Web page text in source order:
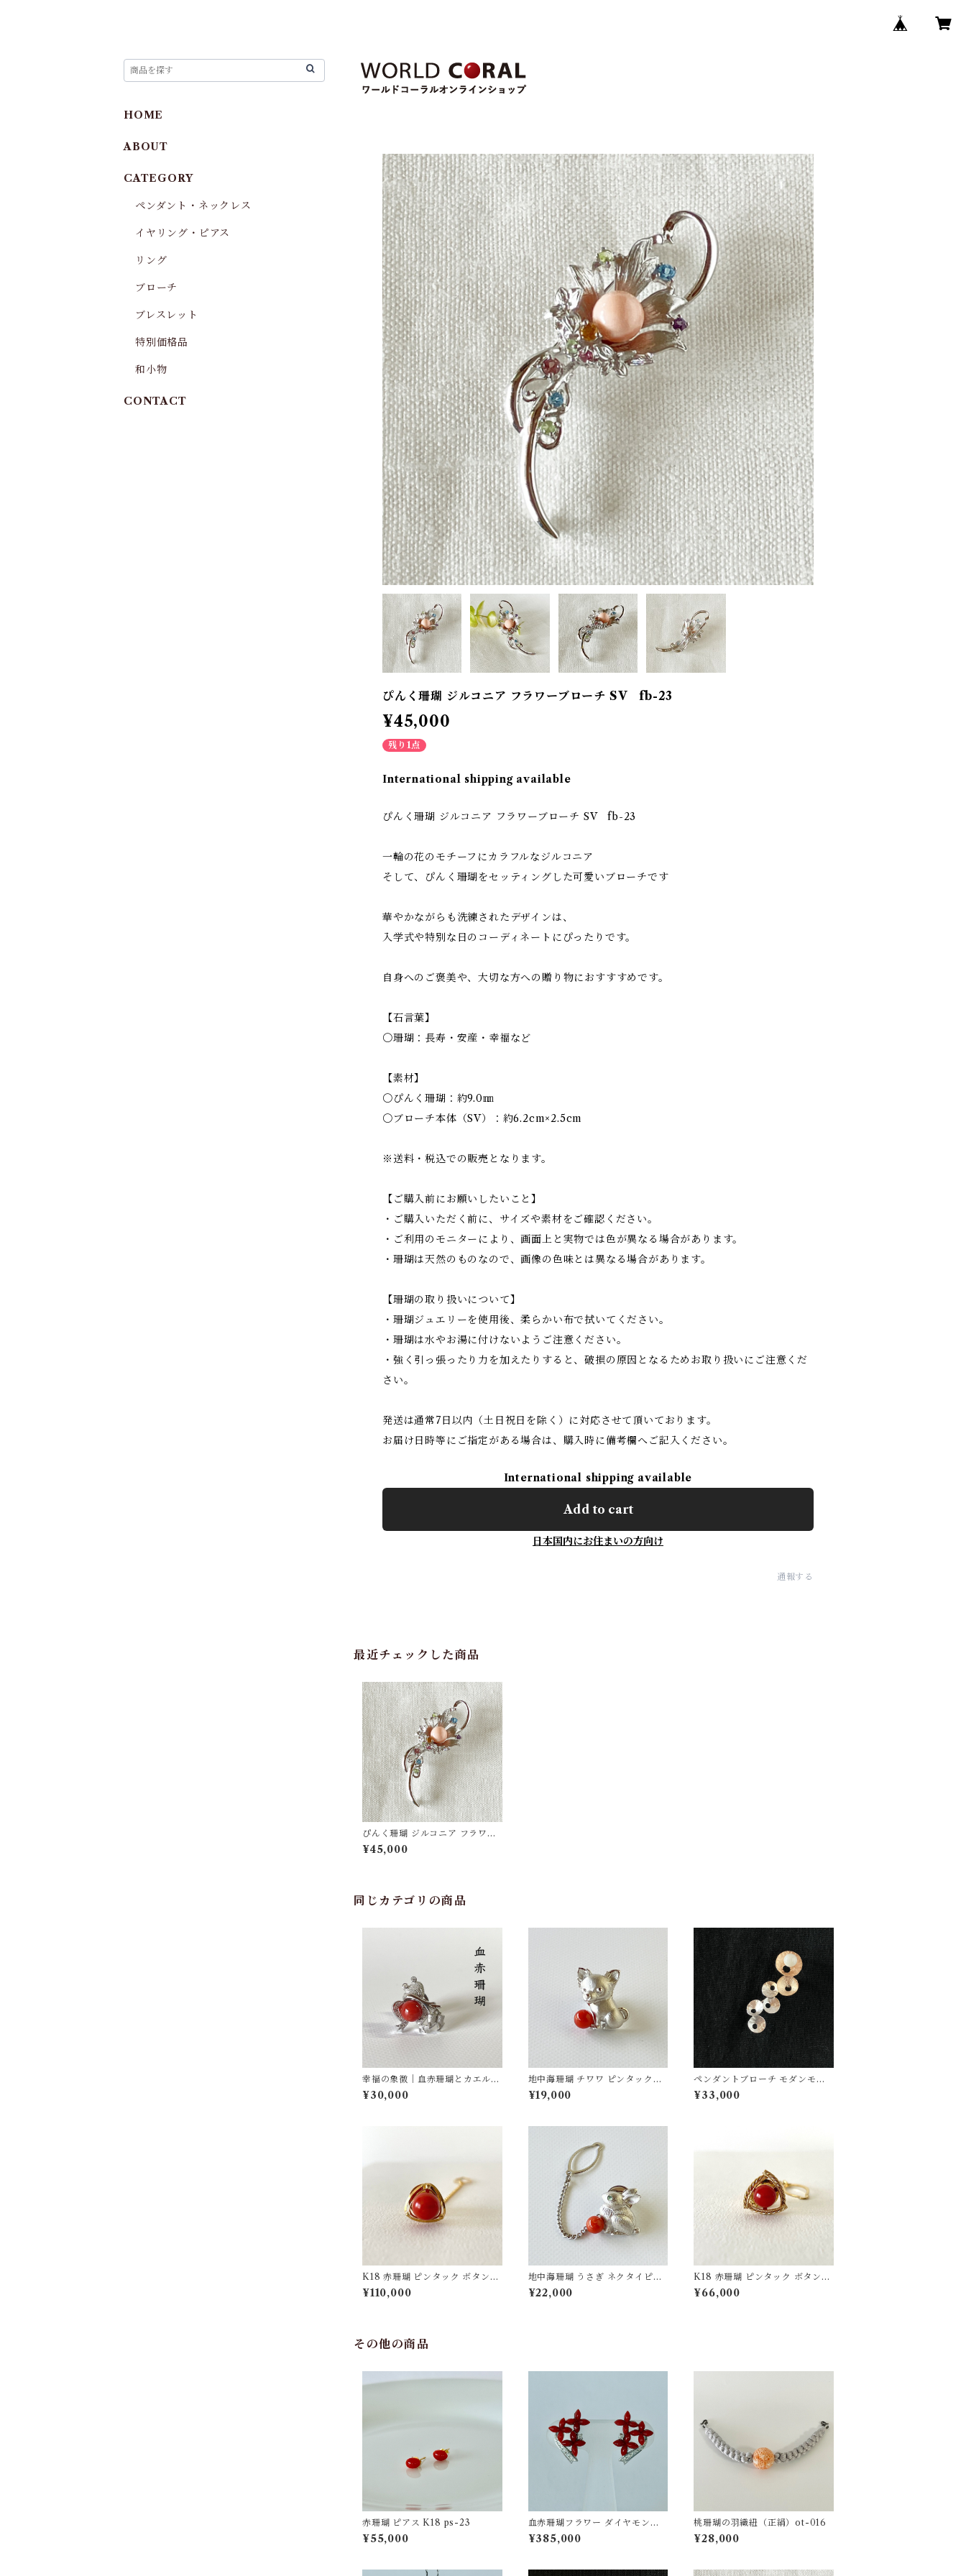
ぴんく珊瑚 ジルコニア フラワーブローチ SV fb-23
¥45,000
残り1点
International shipping available
ぴんく珊瑚 ジルコニア フラワーブローチ SV fb-23
一輪の花のモチーフにカラフルなジルコニア
そして、ぴんく珊瑚をセッティングした可愛いブローチです
華やかながらも洗練されたデザインは、
入学式や特別な日のコーディネートにぴったりです。
自身へのご褒美や、大切な方への贈り物におすすすめです。
【石言葉】
〇珊瑚：長寿・安産・幸福など
【素材】
〇ぴんく珊瑚：約9.0㎜
〇ブローチ本体（SV）：約6.2cm×2.5cm
※送料・税込での販売となります。
【ご購入前にお願いしたいこと】
・ご購入いただく前に、サイズや素材をご確認ください。
・ご利用のモニターにより、画面上と実物では色が異なる場合があります。
・珊瑚は天然のものなので、画像の色味とは異なる場合があります。
【珊瑚の取り扱いについて】
・珊瑚ジュエリーを使用後、柔らかい布で拭いてください。
・珊瑚は水やお湯に付けないようご注意ください。
・強く引っ張ったり力を加えたりすると、破損の原因となるためお取り扱いにご注意くだ
さい。
発送は通常7日以内（土日祝日を除く）に対応させて頂いております。
お届け日時等にご指定がある場合は、購入時に備考欄へご記入ください。
International shipping available
Add to cart
日本国内にお住まいの方向け
通報する
最近チェックした商品
ぴんく珊瑚 ジルコニア フラワー
ブローチ SV fb-23
¥45,000
同じカテゴリの商品
幸福の象徴｜血赤珊瑚とカエルの
ピンタックブローチ SV
¥30,000
地中海珊瑚 チワワ ピンタックブ
ローチ SV fb-28
¥19,000
ペンダントブローチ モダンモチ
ーフ【ピンクゴールド】白珊瑚 S
V
¥33,000
K18 赤珊瑚 ピンタック ボタンチ
ェーン付 fb-42
¥110,000
地中海珊瑚 うさぎ ネクタイピン
SV fb-31
¥22,000
K18 赤珊瑚 ピンタック ボタンチ
ェーン付 fb-43
¥66,000
その他の商品
赤珊瑚 ピアス K18 ps-23
¥55,000
血赤珊瑚フラワー ダイヤモンド
0.08ct イヤリング K18WG ps-
27
¥385,000
桃珊瑚の羽織紐（正絹）ot-016
¥28,000
HOME
ABOUT
CATEGORY
ペンダント・ネックレス
イヤリング・ピアス
リング
ブローチ
ブレスレット
特別価格品
和小物
CONTACT